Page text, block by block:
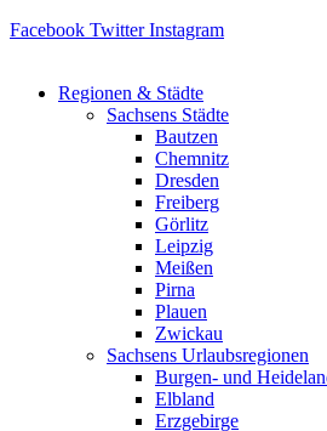
Facebook Twitter Instagram
Regionen & Städte
Sachsens Städte
Bautzen
Chemnitz
Dresden
Freiberg
Görlitz
Leipzig
Meißen
Pirna
Plauen
Zwickau
Sachsens Urlaubsregionen
Burgen- und
Elbland
Erzgebirge